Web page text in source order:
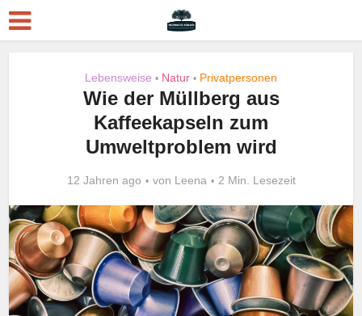
Lebensweise • Natur • Privatpersonen
Wie der Müllberg aus
Kaffeekapseln zum
Umweltproblem wird
12 Jahren ago von Leena 2 Min. Lesezeit